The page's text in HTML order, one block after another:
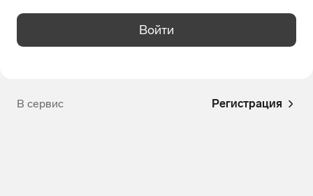
Войти
В сервис Регистрация